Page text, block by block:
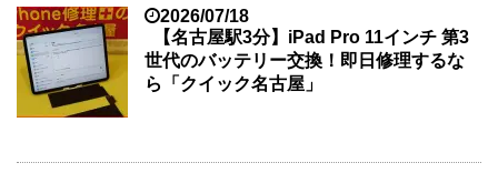
2026/07/18
【名古屋駅3分】iPad Pro 11インチ 第3
世代のバッテリー交換！即日修理するな
ら「クイック名古屋」